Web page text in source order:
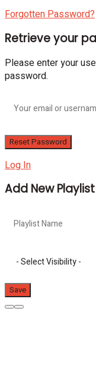
Forgotten Password?
Retrieve your
Please enter your
password.
Log In
Add New Playlist